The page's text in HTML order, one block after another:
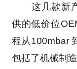
这几款新产
供的低价位
程从100mbar
包括了机械制